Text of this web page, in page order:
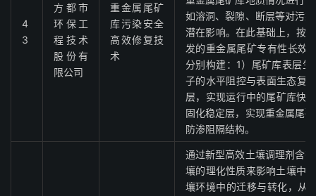
4
3
方都市
环保工
程技术
股份有
限公司
重金属尾矿
库污染安全
高效修复技
术
如溶洞、裂隙、断层等对污
潜在影响。在此基础上，按
发的重金属尾矿专有性长效
分别构建：1）尾矿库表层
子的水平阻控与表面生态复
层，实现运行中的尾矿库快
固化稳定层，实现重金属尾
防渗阻隔结构。
通过新型高效土壤调理剂含
壤的理化性质来影响土壤中
壤环境中的迁移与转化，从